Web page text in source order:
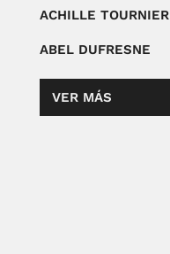
ACHILLE TOURNIER
ABEL DUFRESNE
VER MÁS